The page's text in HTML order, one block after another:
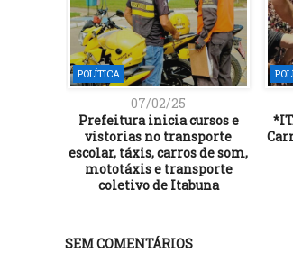
POLÍTICA
07/02/25
Prefeitura inicia cursos e
vistorias no transporte
escolar, táxis, carros de som,
mototáxis e transporte
coletivo de Itabuna
SEM COMENTÁRIOS